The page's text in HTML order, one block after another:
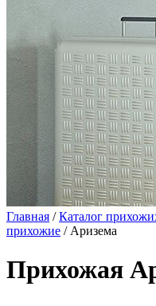
Главная /Каталог
прихожие / Аризема
Прихожая